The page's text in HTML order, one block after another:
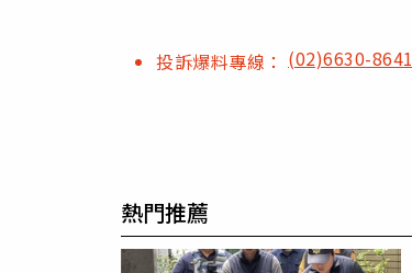
投訴爆料專線： (02)6630-8641
熱門推薦